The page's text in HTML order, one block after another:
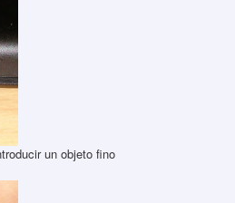
un objeto fino